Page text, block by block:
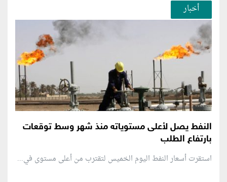
أخبار
النفط يصل لأعلى مستوياته منذ شهر وسط توقعات
بارتفاع الطلب
استقرت أسعار النفط اليوم الخميس لتقترب من أعلى مستوى في...